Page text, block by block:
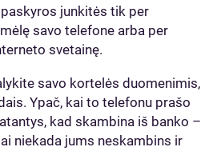
junkitės tik per
savo telefone arba per
svetainę.
savo kortelės duomenimis,
Ypač, kai to telefonu prašo
kad skambina iš banko –
niekada jums neskambins ir